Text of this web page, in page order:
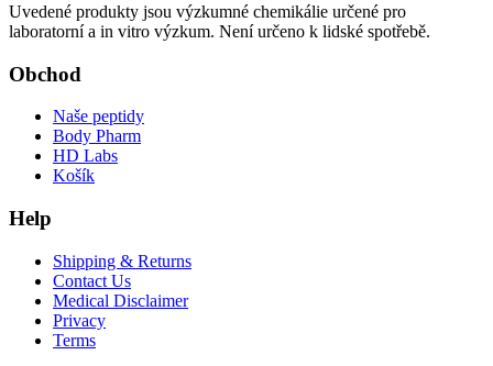
Uvedené produkty jsou výzkumné chemikálie určené pro
laboratorní a in vitro výzkum. Není určeno k lidské spotřebě.
Obchod
Naše peptidy
Body Pharm
HD Labs
Košík
Help
Shipping & Returns
Contact Us
Medical Disclaimer
Privacy
Terms